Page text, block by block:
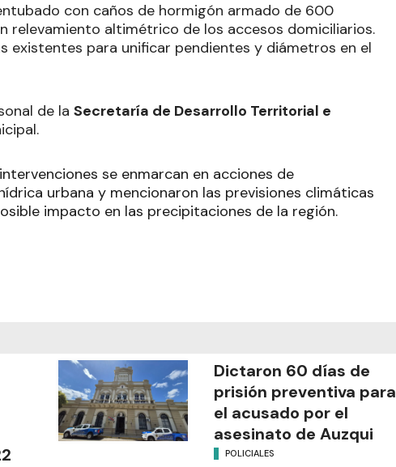
con caños de hormigón armado de 600
relevamiento altimétrico de los accesos domiciliarios.
existentes para unificar pendientes y diámetros en el
de la Secretaría de Desarrollo Territorial e
se enmarcan en acciones de
urbana y mencionaron las previsiones climáticas
impacto en las precipitaciones de la región.
Dictaron 60 días de
prisión preventiva para
el acusado por el
asesinato de Auzqui
POLICIALES